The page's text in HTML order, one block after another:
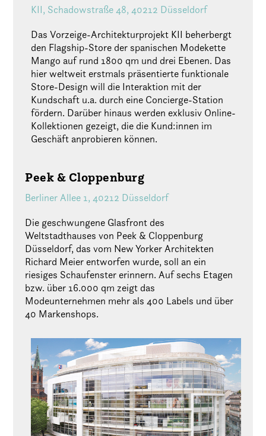
KII, Schadowstraße 48, 40212 Düsseldorf
Das Vorzeige-Architekturprojekt KII beherbergt
den Flagship-Store der spanischen Modekette
Mango auf rund 1800 qm und drei Ebenen. Das
hier weltweit erstmals präsentierte funktionale
Store-Design will die Interaktion mit der
Kundschaft u.a. durch eine Concierge-Station
fördern. Darüber hinaus werden exklusiv Online-
Kollektionen gezeigt, die die Kund:innen im
Geschäft anprobieren können.
Peek & Cloppenburg
Berliner Allee 1, 40212 Düsseldorf
Die geschwungene Glasfront des
Weltstadthauses von Peek & Cloppenburg
Düsseldorf, das vom New Yorker Architekten
Richard Meier entworfen wurde, soll an ein
riesiges Schaufenster erinnern. Auf sechs Etagen
bzw. über 16.000 qm zeigt das
Modeunternehmen mehr als 400 Labels und über
40 Markenshops.